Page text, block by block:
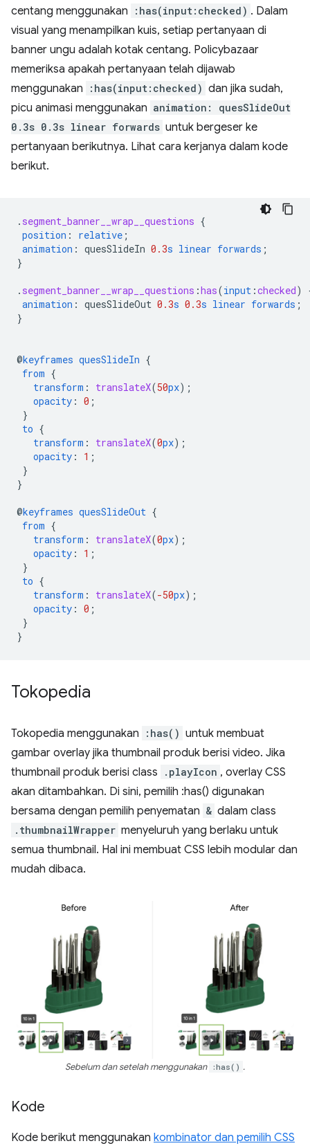
centang menggunakan
:has(input:checked) . Dalam
visual yang menampilkan kuis, setiap pertanyaan di
banner ungu adalah kotak centang. Policybazaar
memeriksa apakah pertanyaan telah dijawab
menggunakan
:has(input:checked) dan jika sudah,
picu animasi menggunakan animation: quesSlideOut
0.3s 0.3s linear forwards untuk bergeser ke
pertanyaan berikutnya. Lihat cara kerjanya dalam kode
berikut.
. segment_banner__wrap__questions {
position : relative ;
animation : quesSlideIn 0.3s linear forwards ;
}
. segment_banner__wrap__questions :has(input :checked)
animation : quesSlideOut 0.3s 0.3s linear forwards ;
}
@keyframes quesSlideIn {
from {
transform : translateX(50px);
opacity : 0 ;
}
to {
transform : translateX(0px);
opacity : 1 ;
}
}
@keyframes quesSlideOut {
from {
transform : translateX(0px);
opacity : 1 ;
}
to {
transform : translateX(-50px);
opacity : 0 ;
}
}
Tokopedia
Tokopedia menggunakan :has() untuk membuat
gambar overlay jika thumbnail produk berisi video. Jika
thumbnail produk berisi class
.playIcon , overlay CSS
akan ditambahkan. Di sini, pemilih :has() digunakan
bersama dengan pemilih penyematan & dalam class
.thumbnailWrapper menyeluruh yang berlaku untuk
semua thumbnail. Hal ini membuat CSS lebih modular dan
mudah dibaca.
Sebelum dan setelah menggunakan :has() .
Kode
Kode berikut menggunakan kombinator dan pemilih CSS